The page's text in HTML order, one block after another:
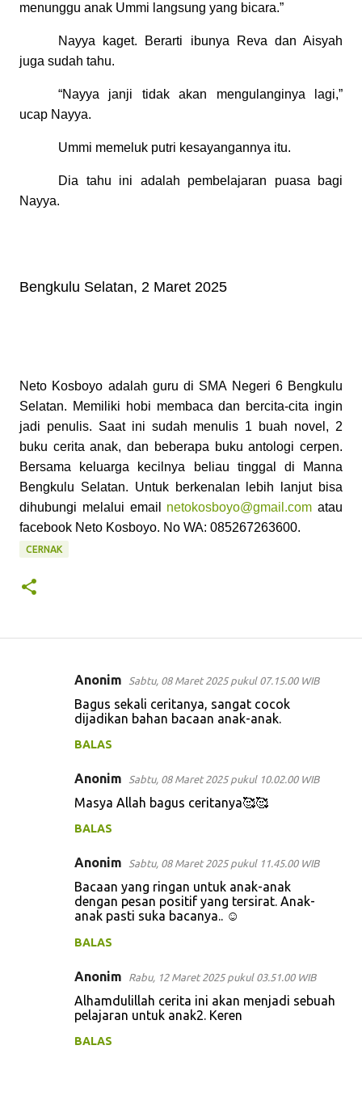
menunggu anak Ummi langsung yang bicara.”
Nayya kaget. Berarti ibunya Reva dan Aisyah
juga sudah tahu.
“Nayya janji tidak akan mengulanginya lagi,”
ucap Nayya.
Ummi memeluk putri kesayangannya itu.
Dia tahu ini adalah pembelajaran puasa bagi
Nayya.
Bengkulu Selatan, 2 Maret 2025
Neto Kosboyo adalah guru di SMA Negeri 6 Bengkulu
Selatan. Memiliki hobi membaca dan bercita-cita ingin
jadi penulis. Saat ini sudah menulis 1 buah novel, 2
buku cerita anak, dan beberapa buku antologi cerpen.
Bersama keluarga kecilnya beliau tinggal di Manna
Bengkulu Selatan. Untuk berkenalan lebih lanjut bisa
dihubungi melalui email netokosboyo@gmail.com atau
facebook Neto Kosboyo. No WA: 085267263600.
CERNAK
Anonim Sabtu, 08 Maret 2025 pukul 07.15.00 WIB
Bagus sekali ceritanya, sangat cocok
dijadikan bahan bacaan anak-anak.
BALAS
Anonim Sabtu, 08 Maret 2025 pukul 10.02.00 WIB
Masya Allah bagus ceritanya🥰🥰
BALAS
Anonim Sabtu, 08 Maret 2025 pukul 11.45.00 WIB
Bacaan yang ringan untuk anak-anak
dengan pesan positif yang tersirat. Anak-
anak pasti suka bacanya.. ☺
BALAS
Anonim Rabu, 12 Maret 2025 pukul 03.51.00 WIB
Alhamdulillah cerita ini akan menjadi sebuah
pelajaran untuk anak2. Keren
BALAS